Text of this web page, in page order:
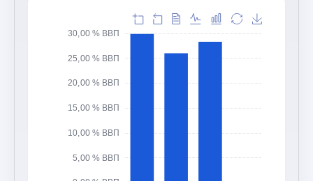
5,00 % ВВП
10,00 % ВВП
15,00 % ВВП
20,00 % ВВП
25,00 % ВВП
30,00 % ВВП